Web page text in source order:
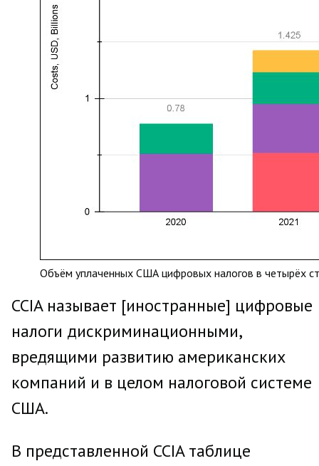
Объём уплаченных США цифровых налогов в четырёх
CCIA называет [иностранные] цифровые
налоги дискриминационными,
вредящими развитию американских
компаний и в целом налоговой системе
США.
В представленной CCIA таблице